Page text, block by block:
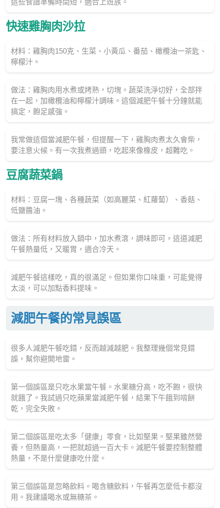
這些食譜準備時間短，適合上班族。
快速雞胸肉沙拉
材料：雞胸肉150克、生菜、小黃瓜、番茄、橄欖油一茶匙、
檸檬汁。
做法：雞胸肉用水煮或烤熟，切塊。蔬菜洗淨切好，全部拌
在一起，加橄欖油和檸檬汁調味。這個減肥午餐十分鐘就能
搞定，飽足感強。
我常做這個當減肥午餐，但提醒一下，雞胸肉煮太久會柴，
要注意火候。有一次我煮過頭，吃起來像橡皮，超難吃。
豆腐蔬菜鍋
材料：豆腐一塊、各種蔬菜（如高麗菜、紅蘿蔔）、香菇、
低鹽醬油。
做法：所有材料放入鍋中，加水煮滾，調味即可。這道減肥
午餐熱量低，又暖胃，適合冷天。
減肥午餐這樣吃，真的很滿足。但如果你口味重，可能覺得
太淡，可以加點香料提味。
減肥午餐的常見誤區
很多人減肥午餐吃錯，反而越減越肥。我整理幾個常見錯
誤，幫你避開地雷。
第一個誤區是只吃水果當午餐。水果糖分高，吃不飽，很快
就餓了。我試過只吃蘋果當減肥午餐，結果下午餓到啃餅
乾，完全失敗。
第二個誤區是吃太多「健康」零食，比如堅果。堅果雖然營
養，但熱量高，一把就超過一百大卡。減肥午餐要控制整體
熱量，不是什麼健康吃什麼。
第三個誤區是忽略飲料。喝含糖飲料，午餐再怎麼低卡都沒
用。我建議喝水或無糖茶。